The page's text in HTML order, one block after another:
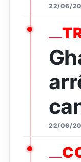
22/06/
22/06/